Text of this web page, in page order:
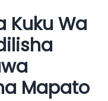
Kuku Wa
Mapato